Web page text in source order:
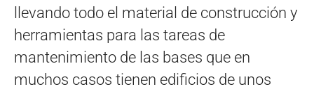
llevando todo el material de construcción y
herramientas para las tareas de
mantenimiento de las bases que en
muchos casos tienen edificios de unos